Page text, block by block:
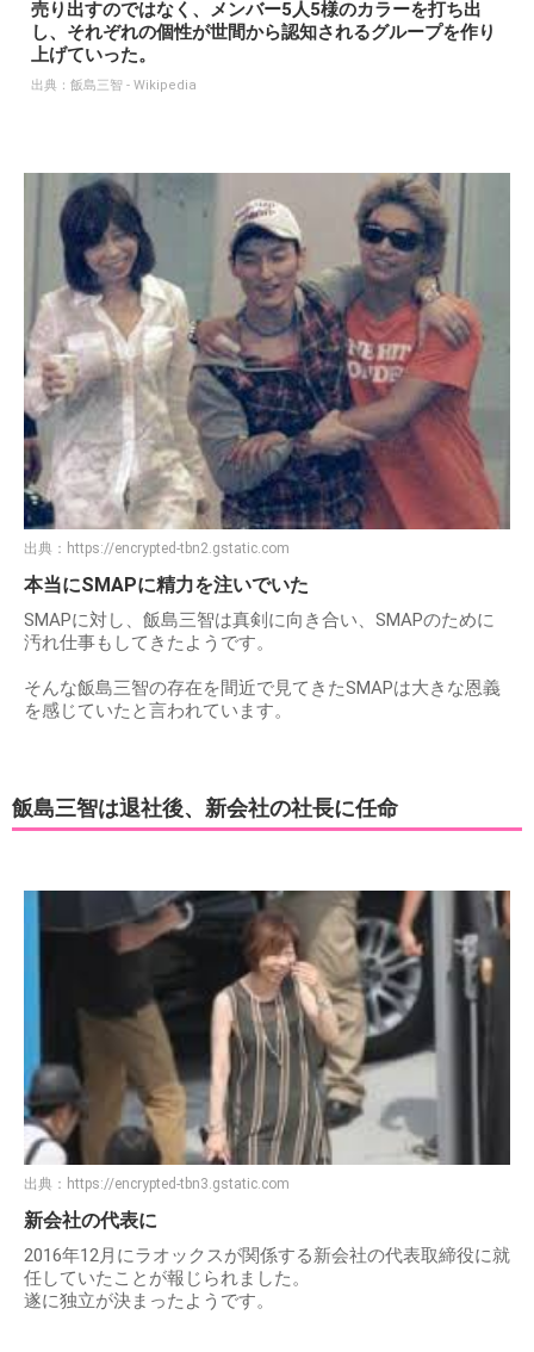
売り出すのではなく、メンバー5人5様のカラーを打ち出
し、それぞれの個性が世間から認知されるグループを作り
上げていった。
出典： 飯島三智 - Wikipedia
出典： https://encrypted-tbn2.gstatic.com
本当にSMAPに精力を注いでいた
SMAPに対し、飯島三智は真剣に向き合い、SMAPのために
汚れ仕事もしてきたようです。
そんな飯島三智の存在を間近で見てきたSMAPは大きな恩義
を感じていたと言われています。
飯島三智は退社後、新会社の社長に任命
出典： https://encrypted-tbn3.gstatic.com
新会社の代表に
2016年12月にラオックスが関係する新会社の代表取締役に就
任していたことが報じられました。
遂に独立が決まったようです。